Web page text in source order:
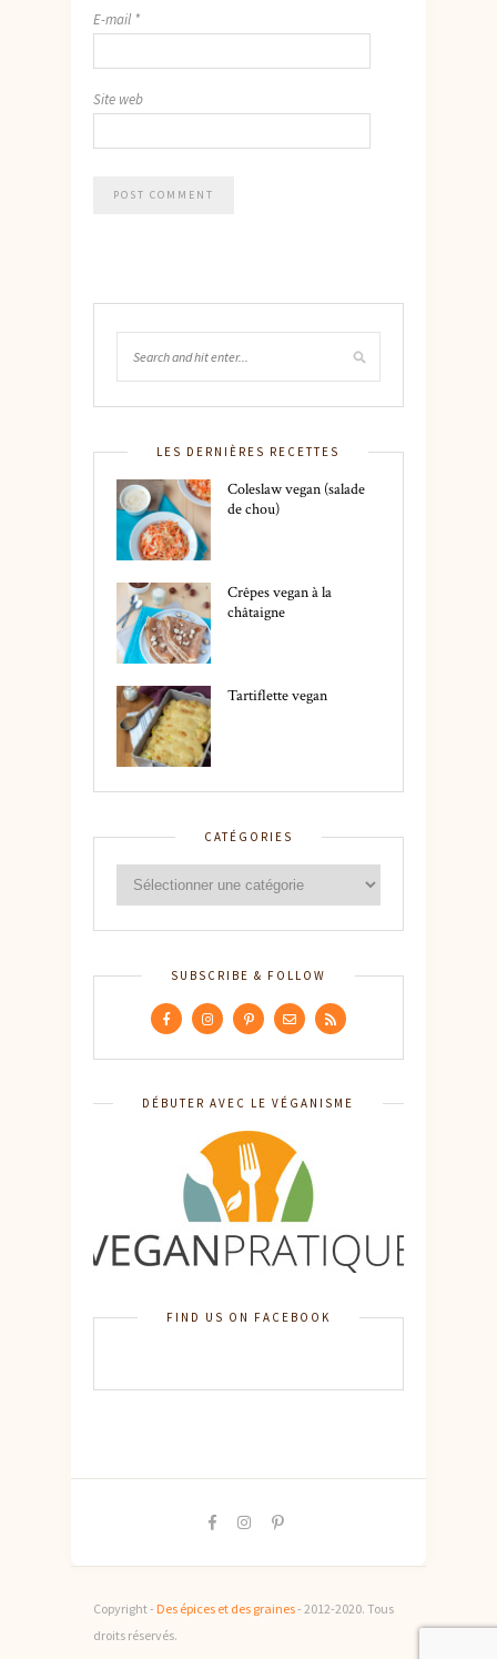
E-mail *
Site web
LES DERNIÈRES RECETTES
Coleslaw vegan (salade
de chou)
Crêpes vegan à la
châtaigne
Tartiflette vegan
CATÉGORIES
SUBSCRIBE & FOLLOW
DÉBUTER AVEC LE VÉGANISME
FIND US ON FACEBOOK
Copyright - Des épices et des graines- 2012-2020. Tous
droits réservés.